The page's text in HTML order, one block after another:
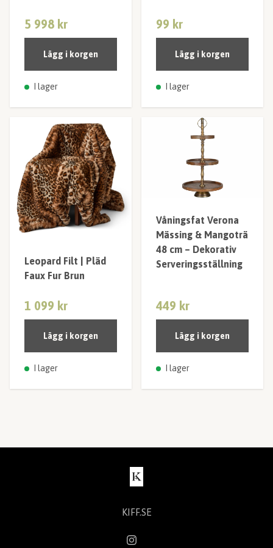
5 998 kr
Lägg i korgen
I lager
99 kr
Lägg i korgen
I lager
Leopard Filt | Pläd
Faux Fur Brun
1 099 kr
Lägg i korgen
I lager
Våningsfat Verona
Mässing & Mangoträ
48 cm – Dekorativ
Serveringsställning
449 kr
Lägg i korgen
I lager
KIFF.SE